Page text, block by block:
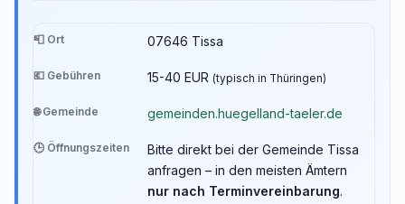
📮 Ort 07646 Tissa
💶 Gebühren 15-40 EUR (typisch in Thüringen)
🌐 Gemeinde gemeinden.huegelland-taeler.de
🕒 Öffnungszeiten
Bitte direkt bei der Gemeinde Tissa
anfragen – in den meisten Ämtern
nur nach Terminvereinbarung.